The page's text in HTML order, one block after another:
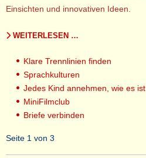
Einsichten und innovativen Ideen.
WEITERLESEN …
Klare Trennlinien finden
Sprachkulturen
Jedes Kind annehmen, wie es ist
MiniFilmclub
Briefe verbinden
Seite 1 von 3